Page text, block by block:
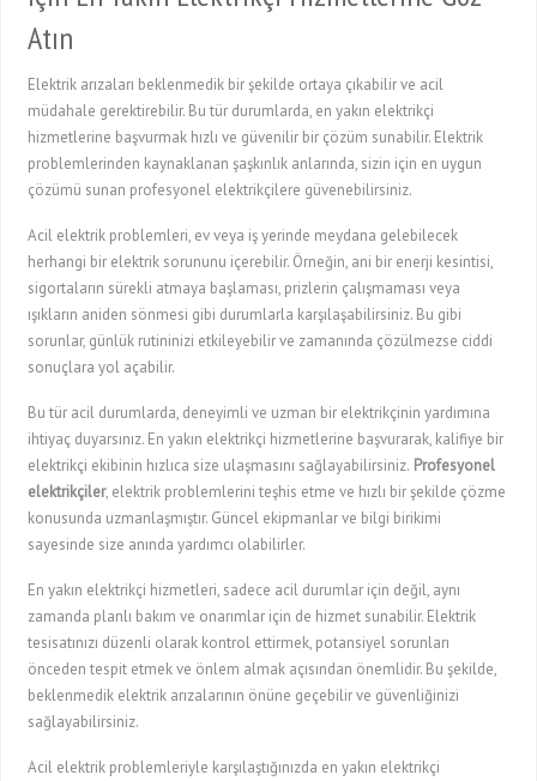
Atın
Elektrik arızaları beklenmedik bir şekilde ortaya çıkabilir ve acil
müdahale gerektirebilir. Bu tür durumlarda, en yakın elektrikçi
hizmetlerine başvurmak hızlı ve güvenilir bir çözüm sunabilir. Elektrik
problemlerinden kaynaklanan şaşkınlık anlarında, sizin için en uygun
çözümü sunan profesyonel elektrikçilere güvenebilirsiniz.
Acil elektrik problemleri, ev veya iş yerinde meydana gelebilecek
herhangi bir elektrik sorununu içerebilir. Örneğin, ani bir enerji kesintisi,
sigortaların sürekli atmaya başlaması, prizlerin çalışmaması veya
ışıkların aniden sönmesi gibi durumlarla karşılaşabilirsiniz. Bu gibi
sorunlar, günlük rutininizi etkileyebilir ve zamanında çözülmezse ciddi
sonuçlara yol açabilir.
Bu tür acil durumlarda, deneyimli ve uzman bir elektrikçinin yardımına
ihtiyaç duyarsınız. En yakın elektrikçi hizmetlerine başvurarak, kalifiye bir
elektrikçi ekibinin hızlıca size ulaşmasını sağlayabilirsiniz. Profesyonel
elektrikçiler, elektrik problemlerini teşhis etme ve hızlı bir şekilde çözme
konusunda uzmanlaşmıştır. Güncel ekipmanlar ve bilgi birikimi
sayesinde size anında yardımcı olabilirler.
En yakın elektrikçi hizmetleri, sadece acil durumlar için değil, aynı
zamanda planlı bakım ve onarımlar için de hizmet sunabilir. Elektrik
tesisatınızı düzenli olarak kontrol ettirmek, potansiyel sorunları
önceden tespit etmek ve önlem almak açısından önemlidir. Bu şekilde,
beklenmedik elektrik arızalarının önüne geçebilir ve güvenliğinizi
sağlayabilirsiniz.
Acil elektrik problemleriyle karşılaştığınızda en yakın elektrikçi